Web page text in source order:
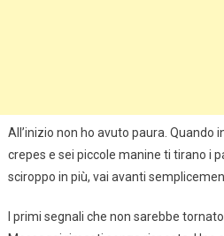
All’inizio non ho avuto paura. Quando
crepes e sei piccole manine ti tirano i
sciroppo in più, vai avanti
I primi segnali che non sarebbe